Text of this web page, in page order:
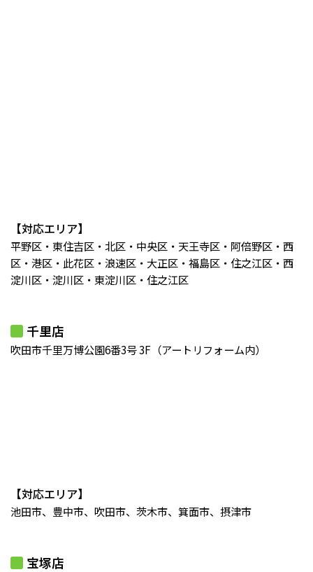
【対応エリア】
平野区・東住吉区・北区・中央区・天王寺区・阿倍野区・西
区・港区・此花区・浪速区・大正区・福島区・住之江区・西
淀川区・淀川区・東淀川区・住之江区
千里店
吹田市千里万博公園6番3号 3F（アートリフォーム内）
【対応エリア】
池田市、豊中市、吹田市、茨木市、箕面市、摂津市
宝塚店